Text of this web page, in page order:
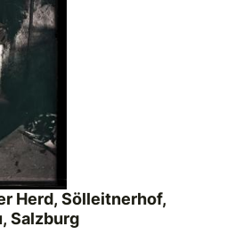
Herd, Sölleitnerhof,
Salzburg